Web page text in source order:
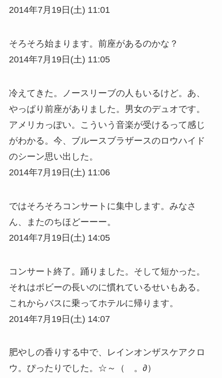
2014年7月19日(土) 11:01
そろそろ始まります。前座があるのかな？
2014年7月19日(土) 11:05
冷えてきた。ノースリーブの人もいるけど。あ、
やっぱり前座がありました。男女のデュオです。
アメリカっぽい。こういう音楽が受けるって感じ
がわかる。今、ブルースブラザースのロウハイド
のシーン思い出した。
2014年7月19日(土) 11:06
ではそろそろコンサートに集中します。みなさ
ん、またのちほどーーー。
2014年7月19日(土) 14:05
コンサート終了。踊りました。そして短かった。
それはボビーの長いのに慣れているせいもある。
これからバスに乗ってホテルに帰ります。
2014年7月19日(土) 14:07
肥やしの香りする中で、レインオンザスケアクロ
ウ。ぴったりでした。☆～（ゝ。∂）